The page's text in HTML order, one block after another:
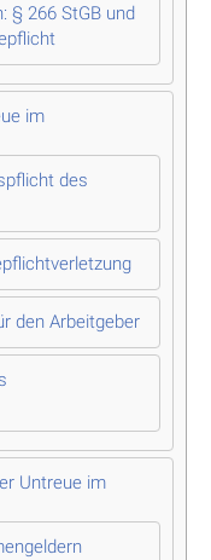
§ 266 StGB und
im
des
den Arbeitgeber
Untreue im